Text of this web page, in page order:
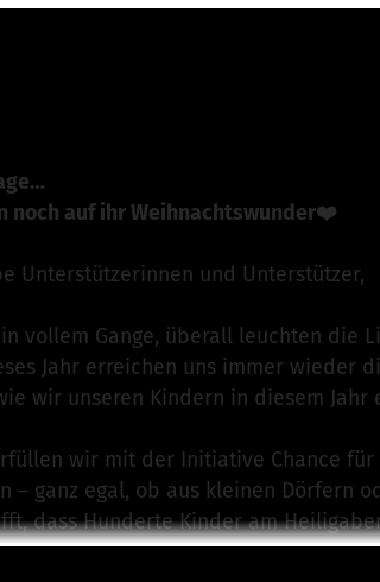
noch auf ihr Weihnachtswunder❤️
Unterstützerinnen und Unterstützer,
vollem Gange, überall leuchten die
Jahr erreichen uns immer
wir unseren Kindern in diesem Jahr
wir mit der Initiative Chance
– ganz egal, ob aus kleinen Dörfern
dass Hunderte Kinder am